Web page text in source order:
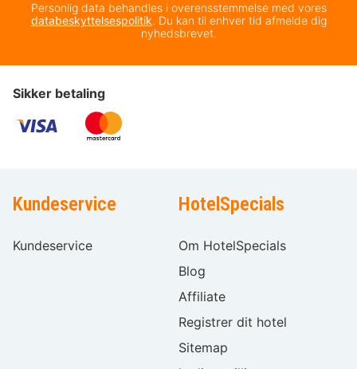
Personlig data behandles i overensstemmelse med vores
databeskyttelsespolitik. Du kan til enhver tid afmelde dig
nyhedsbrevet.
Sikker betaling
Kundeservice
Kundeservice
HotelSpecials
Om HotelSpecials
Blog
Affiliate
Registrer dit hotel
Sitemap